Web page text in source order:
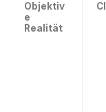
Objektiv
e
Realität